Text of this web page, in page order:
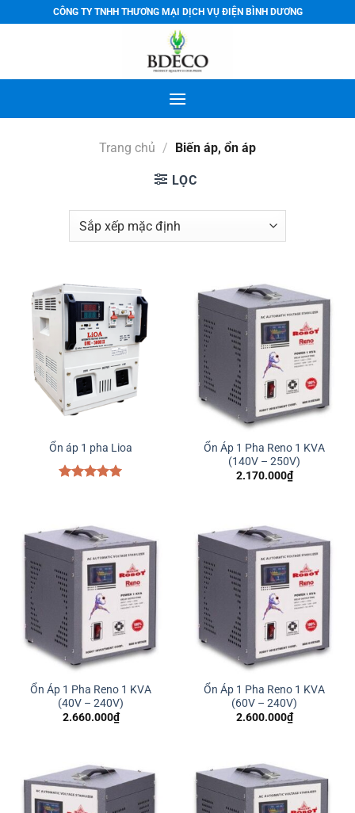
qua
CÔNG TY TNHH THƯƠNG MẠI DỊCH VỤ ĐIỆN BÌNH DƯƠNG
Trang chủ / Biến áp, ổn áp
LỌC
Ổn áp 1 pha Lioa
Ổn Áp 1 Pha Reno 1 KVA
(140V – 250V)
2.170.000₫
Ổn Áp 1 Pha Reno 1 KVA
(40V – 240V)
2.660.000₫
Ổn Áp 1 Pha Reno 1 KVA
(60V – 240V)
2.600.000₫